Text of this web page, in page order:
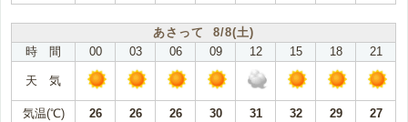
あさって 8/8(土)
時 間
00 03 06 09 12 15 18 21
天 気
気温(℃) 26 26 26 30 31 32 29
27